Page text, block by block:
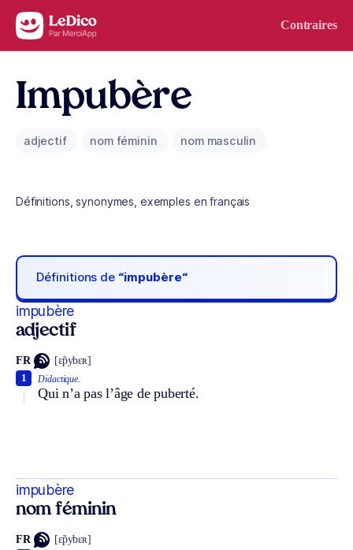
Aller au contenu Contraires
Impubère
adjectif nom féminin nom masculin
Définitions, synonymes, exemples en français
Définitions de “impubère“
impubère
adjectif
FR [ɛ̃pybɛʀ]
Didactique.
Qui n’a pas l’âge de puberté.
1
impubère
nom féminin
FR [ɛ̃pybɛʀ]